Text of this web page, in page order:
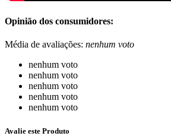
Opinião dos consumidores:
Média de avaliações: nenhum voto
nenhum voto
nenhum voto
nenhum voto
nenhum voto
nenhum voto
Avalie este Produto